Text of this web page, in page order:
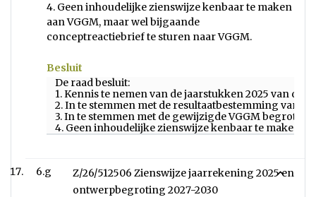
4. Geen inhoudelijke zienswijze kenbaar te maken
aan VGGM, maar wel bijgaande
conceptreactiebrief te sturen naar VGGM.
Besluit
De raad besluit:
1. Kennis te nemen van de jaarstukken 2025 van
2. In te stemmen met de resultaatbestemming van
3. In te stemmen met de gewijzigde VGGM
4. Geen inhoudelijke zienswijze kenbaar te maken
6.g
Z/26/512506 Zienswijze jaarrekening 2025 en
ontwerpbegroting 2027-2030